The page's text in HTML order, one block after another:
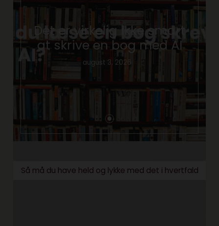
Det er virkelig ikke smart
at skrive en bog med AI
august 3, 2026
Så må du have held og lykke med det i hvertfald